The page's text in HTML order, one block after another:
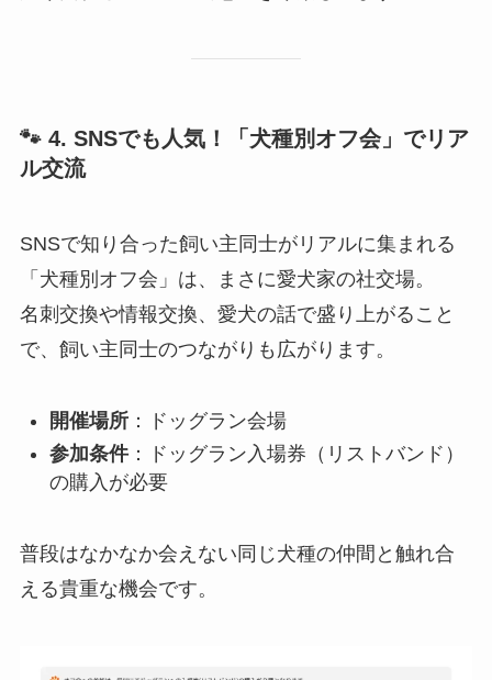
🐾 4. SNSでも人気！「犬種別オフ会」でリア
ル交流
SNSで知り合った飼い主同士がリアルに集まれる
「犬種別オフ会」は、まさに愛犬家の社交場。
名刺交換や情報交換、愛犬の話で盛り上がること
で、飼い主同士のつながりも広がります。
開催場所：ドッグラン会場
参加条件：ドッグラン入場券（リストバンド）
の購入が必要
普段はなかなか会えない同じ犬種の仲間と触れ合
える貴重な機会です。